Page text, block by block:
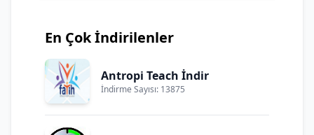
En Çok İndirilenler
Antropi Teach İndir
İndirme Sayısı: 13875